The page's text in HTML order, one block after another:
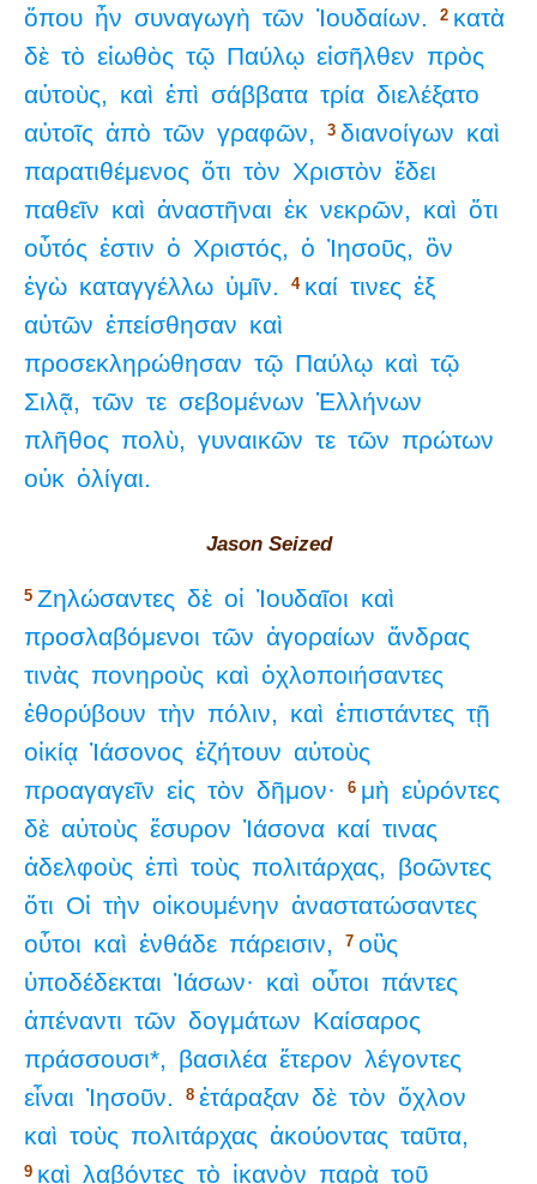
ὅπου ἦν συναγωγὴ τῶν Ἰουδαίων. 2 κατὰ
δὲ τὸ εἰωθὸς τῷ Παύλῳ εἰσῆλθεν πρὸς
αὐτοὺς,
καὶ ἐπὶ σάββατα τρία διελέξατο
αὐτοῖς ἀπὸ τῶν γραφῶν, 3 διανοίγων καὶ
παρατιθέμενος ὅτι τὸν Χριστὸν ἔδει
παθεῖν καὶ ἀναστῆναι ἐκ νεκρῶν, καὶ ὅτι
οὗτός ἐστιν ὁ Χριστός, ὁ Ἰησοῦς,
ὃν
ἐγὼ καταγγέλλω ὑμῖν. 4 καί τινες ἐξ
αὐτῶν ἐπείσθησαν καὶ
προσεκληρώθησαν τῷ Παύλῳ καὶ τῷ
Σιλᾷ,
τῶν τε σεβομένων Ἑλλήνων
πλῆθος πολὺ, γυναικῶν τε τῶν πρώτων
οὐκ ὀλίγαι.
Jason Seized
5 Ζηλώσαντες δὲ οἱ Ἰουδαῖοι καὶ
προσλαβόμενοι τῶν ἀγοραίων ἄνδρας
τινὰς πονηροὺς καὶ ὀχλοποιήσαντες
ἐθορύβουν τὴν πόλιν, καὶ ἐπιστάντες τῇ
οἰκίᾳ Ἰάσονος ἐζήτουν αὐτοὺς
προαγαγεῖν εἰς τὸν δῆμον· 6 μὴ εὑρόντες
δὲ αὐτοὺς ἔσυρον Ἰάσονα καί τινας
ἀδελφοὺς ἐπὶ τοὺς πολιτάρχας, βοῶντες
ὅτι Οἱ τὴν οἰκουμένην ἀναστατώσαντες
οὗτοι καὶ ἐνθάδε πάρεισιν, 7 οὓς
ὑποδέδεκται Ἰάσων· καὶ οὗτοι πάντες
ἀπέναντι τῶν δογμάτων Καίσαρος
πράσσουσι*, βασιλέα ἕτερον λέγοντες
εἶναι Ἰησοῦν. 8 ἐτάραξαν δὲ τὸν ὄχλον
καὶ τοὺς πολιτάρχας ἀκούοντας ταῦτα,
9 καὶ λαβόντες τὸ ἱκανὸν παρὰ τοῦ